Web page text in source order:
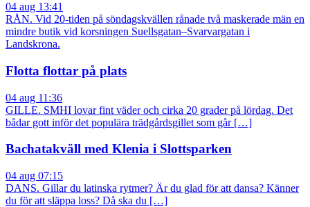
04 aug 13:41
RÅN. Vid 20-tiden på söndagskvällen rånade två maskerade män en
mindre butik vid korsningen Suellsgatan–Svarvargatan i
Landskrona.
Flotta flottar på plats
04 aug 11:36
GILLE. SMHI lovar fint väder och cirka 20 grader på lördag. Det
bådar gott inför det populära trädgårdsgillet som går […]
Bachatakväll med Klenia i Slottsparken
04 aug 07:15
DANS. Gillar du latinska rytmer? Är du glad för att dansa? Känner
du för att släppa loss? Då ska du […]